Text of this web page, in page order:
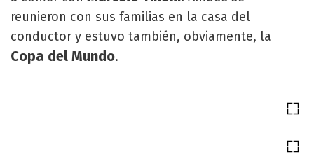
reunieron con sus familias en la casa del
conductor y estuvo también, obviamente, la
Copa del Mundo.